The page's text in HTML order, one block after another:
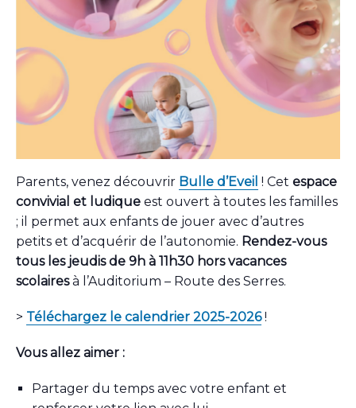
Parents, venez découvrir Bulle d’Eveil ! Cet espace
convivial et ludique est ouvert à toutes les familles
; il permet aux enfants de jouer avec d’autres
petits et d’acquérir de l’autonomie. Rendez-vous
tous les jeudis de 9h à 11h30 hors vacances
scolairesà l’Auditorium – Route des Serres.
> Téléchargez le calendrier 2025-2026!
Vous allez aimer :
Partager du temps avec votre enfant et